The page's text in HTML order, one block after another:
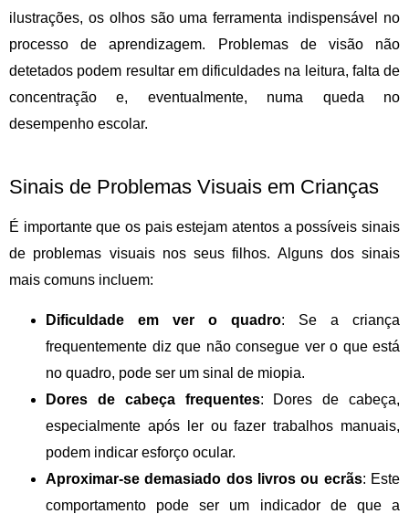
ilustrações, os olhos são uma ferramenta indispensável no
processo de aprendizagem. Problemas de visão não
detetados podem resultar em dificuldades na leitura, falta de
concentração e, eventualmente, numa queda no
desempenho escolar.
Sinais de Problemas Visuais em Crianças
É importante que os pais estejam atentos a possíveis sinais
de problemas visuaisnos seus filhos. Alguns dos sinais
mais comuns incluem:
Dificuldade em ver o quadro: Se a criança
frequentemente diz que não consegue ver o que está
no quadro, pode ser um sinal de miopia.
Dores de cabeça frequentes: Dores de cabeça,
especialmente após ler ou fazer trabalhos manuais,
podem indicar esforço ocular.
Aproximar-se demasiado dos livros ou ecrãs: Este
comportamento pode ser um indicador de que a